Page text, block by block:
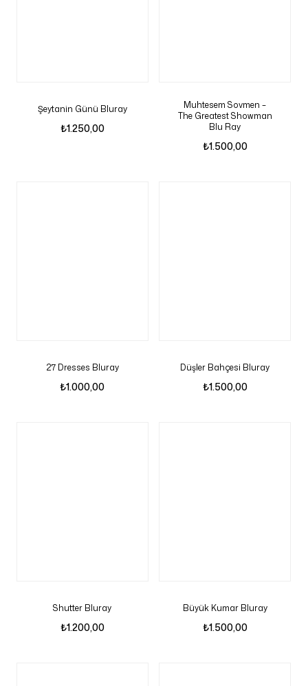
Şeytanin Günü Bluray
₺1.250,00
Muhtesem Sovmen –
The Greatest Showman
Blu Ray
₺1.500,00
27 Dresses Bluray
₺1.000,00
Düşler Bahçesi Bluray
₺1.500,00
Shutter Bluray
₺1.200,00
Büyük Kumar Bluray
₺1.500,00